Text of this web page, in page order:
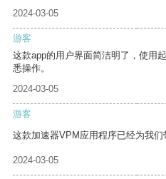
2024-03-05
游客
这款app的用户界面简洁明了，使用
悉操作。
2024-03-05
游客
这款加速器VPM应用程序已经为我们
2024-03-05